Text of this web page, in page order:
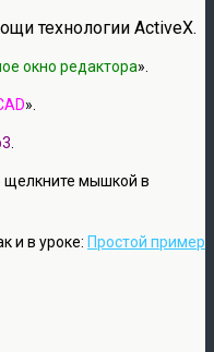
технологии ActiveX.
окно редактора».
».
щелкните мышкой в
и в уроке: Простой пример